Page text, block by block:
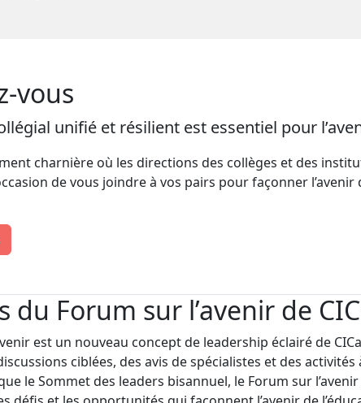
vous
unifié et résilient est essentiel pour
charnière où les directions des collèges et des
de vous joindre à vos pairs pour façonner
du Forum sur l’avenir de
est un nouveau concept de leadership éclairé de
ciblées, des avis de spécialistes et des
le Sommet des leaders bisannuel, le Forum sur